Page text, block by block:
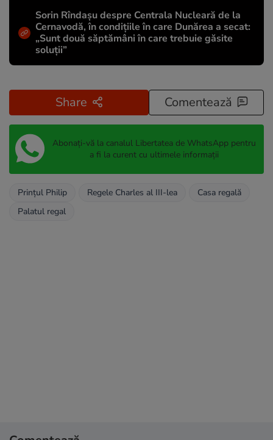
Sorin Rîndașu despre Centrala Nucleară de la
Cernavodă, în condițiile în care Dunărea a secat:
„Sunt două săptămâni în care trebuie găsite
soluții”
Share Comentează
Abonați-vă la canalul Libertatea de WhatsApp pentru
a fi la curent cu ultimele informații
Prințul Philip Regele Charles al III-lea
Casa regală
Palatul regal